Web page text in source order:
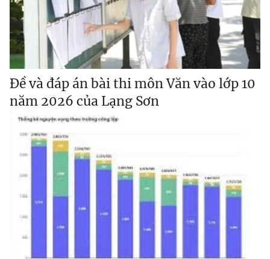
Đề và đáp án bài thi môn Văn vào lớp 10
năm 2026 của Lạng Sơn